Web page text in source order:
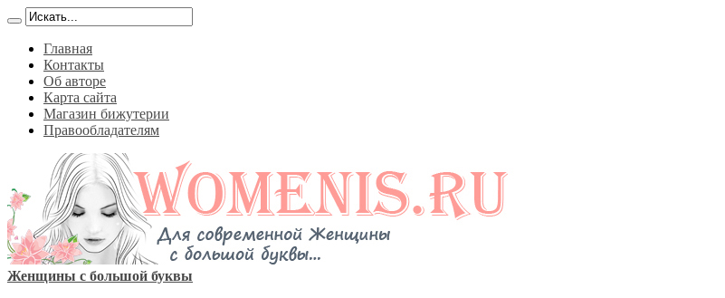
Главная
Контакты
Об авторе
Карта сайта
Магазин бижутерии
Правообладателям
Женщины с большой буквы